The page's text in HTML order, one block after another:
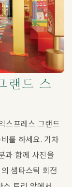
랜드 스
스프레스 그랜드
를 하세요. 기차
과 함께 사진을
샘타스틱 회전